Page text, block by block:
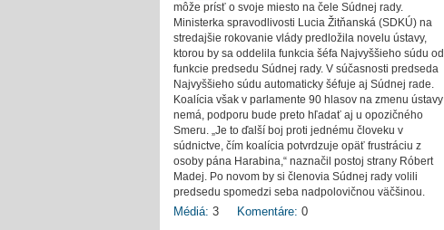
môže prísť o svoje miesto na čele Súdnej rady.
Ministerka spravodlivosti Lucia Žitňanská (SDKÚ) na
stredajšie rokovanie vlády predložila novelu ústavy,
ktorou by sa oddelila funkcia šéfa Najvyššieho súdu od
funkcie predsedu Súdnej rady. V súčasnosti predseda
Najvyššieho súdu automaticky šéfuje aj Súdnej rade.
Koalícia však v parlamente 90 hlasov na zmenu ústavy
nemá, podporu bude preto hľadať aj u opozičného
Smeru. „Je to ďalší boj proti jednému človeku v
súdnictve, čím koalícia potvrdzuje opäť frustráciu z
osoby pána Harabina,“ naznačil postoj strany Róbert
Madej. Po novom by si členovia Súdnej rady volili
predsedu spomedzi seba nadpolovičnou väčšinou.
Médiá: 3 Komentáre: 0